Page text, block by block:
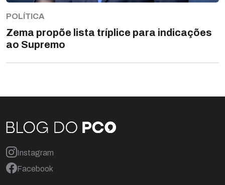
POLÍTICA
Zema propõe lista tríplice para indicações
ao Supremo
Instagram
Facebook